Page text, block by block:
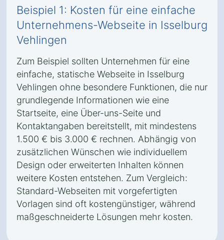
Beispiel 1: Kosten für eine einfache
Unternehmens-Webseite in Isselburg
Vehlingen
Zum Beispiel sollten Unternehmen für eine
einfache, statische Webseite in Isselburg
Vehlingen ohne besondere Funktionen, die nur
grundlegende Informationen wie eine
Startseite, eine Über-uns-Seite und
Kontaktangaben bereitstellt, mit mindestens
1.500 € bis 3.000 € rechnen. Abhängig von
zusätzlichen Wünschen wie individuellem
Design oder erweiterten Inhalten können
weitere Kosten entstehen. Zum Vergleich:
Standard-Webseiten mit vorgefertigten
Vorlagen sind oft kostengünstiger, während
maßgeschneiderte Lösungen mehr kosten.